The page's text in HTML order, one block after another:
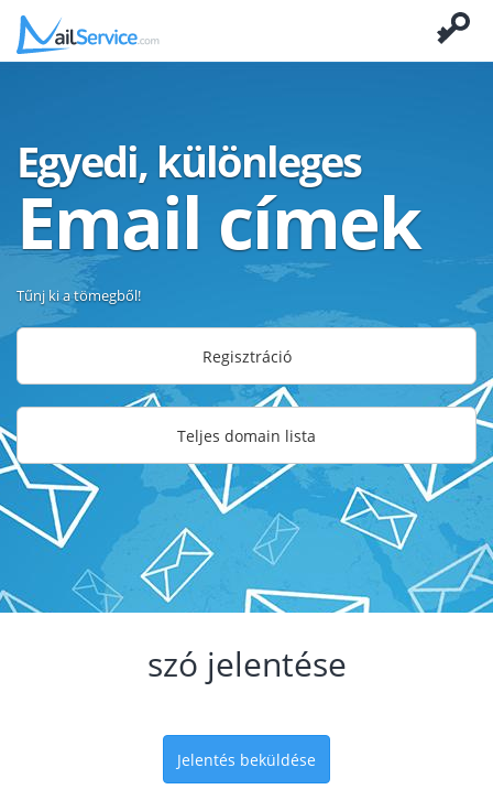
Egyedi, különleges
Email címek
Tűnj ki a tömegből!
Regisztráció
Teljes domain lista
szó jelentése
Jelentés beküldése